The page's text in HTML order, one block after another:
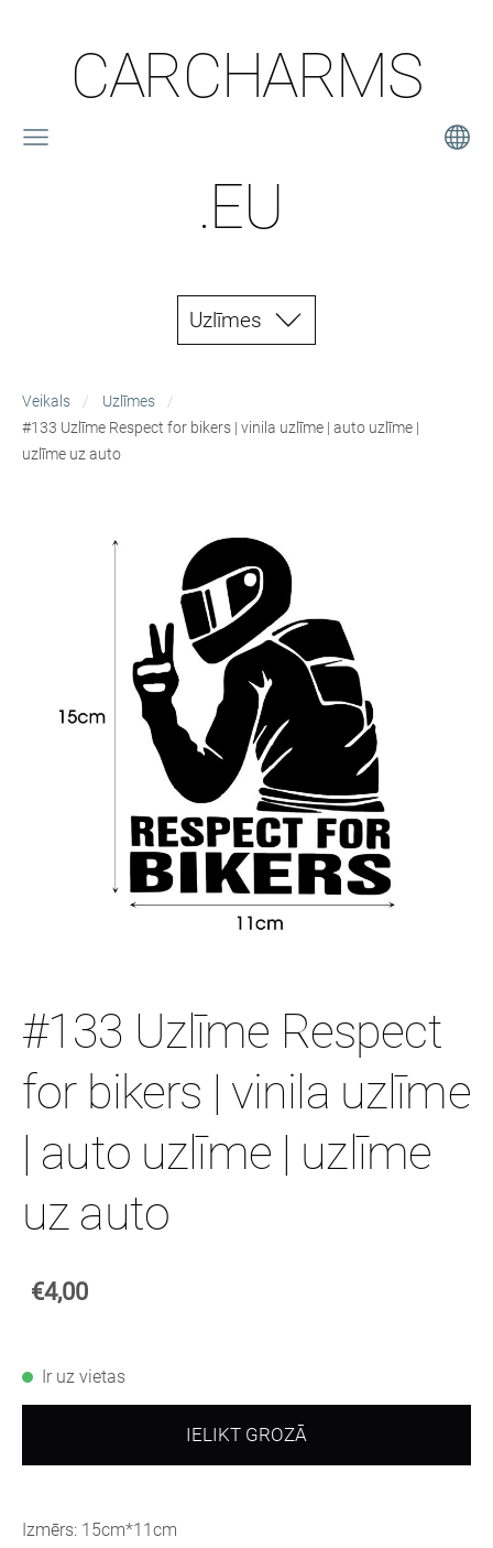
CARCHARMS
.EU
Uzlīmes
Veikals
Uzlīmes
#133 Uzlīme Respect for bikers | vinila uzlīme | auto uzlīme |
uzlīme uz auto
#133 Uzlīme Respect
for bikers | vinila uzlīme
| auto uzlīme | uzlīme
uz auto
€4,00
Ir uz vietas
IELIKT GROZĀ
Izmērs: 15cm*11cm